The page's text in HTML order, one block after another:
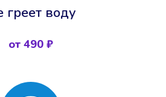
греет воду
от 490 ₽